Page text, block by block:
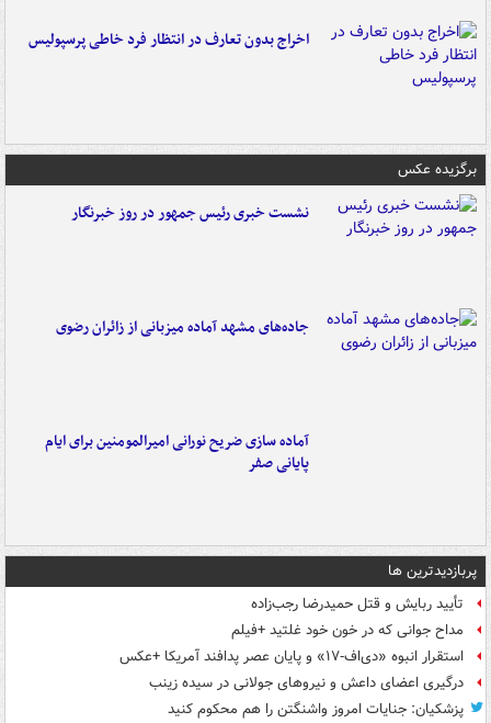
اخراج بدون تعارف در انتظار فرد خاطی پرسپولیس
برگزیده عکس
نشست خبری رئیس جمهور در روز خبرنگار
جاده‌های مشهد آماده میزبانی از زائران رضوی
آماده سازی ضریح نورانی امیرالمومنین برای ایام
پایانی صفر
پربازدیدترین ها
تأیید ربایش و قتل حمیدرضا رجب‌زاده
مداح جوانی که در خون خود غلتید +فیلم
استقرار انبوه «دی‌اف‑۱۷» و پایان عصر پدافند آمریکا +عکس
درگیری اعضای داعش و نیروهای جولانی در سیده زینب
پزشکیان: جنایات امروز واشنگتن را هم محکوم کنید